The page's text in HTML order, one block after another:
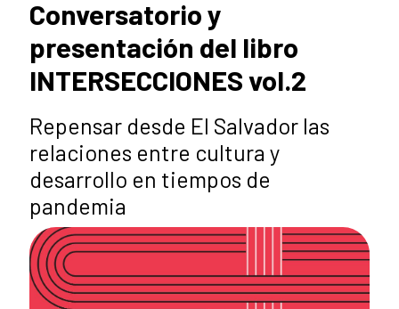
Conversatorio y
presentación del libro
INTERSECCIONES vol.2
Repensar desde El Salvador las
relaciones entre cultura y
desarrollo en tiempos de
pandemia